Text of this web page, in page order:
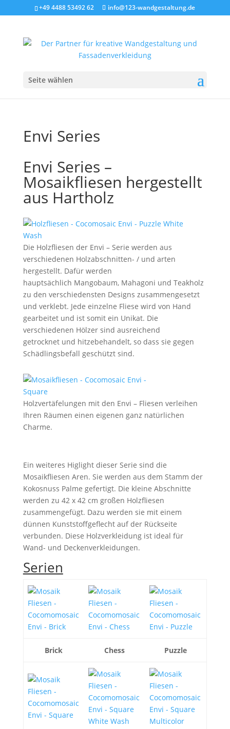
+49 4488 53492 62 info@123-wandgestaltung.de
Seite wählen
Envi Series
Envi Series –
Mosaikfliesen hergestellt
aus Hartholz
Die Holzfliesen der Envi – Serie werden aus
verschiedenen Holzabschnitten- / und arten
hergestellt. Dafür werden
hauptsächlich Mangobaum, Mahagoni und Teakholz
zu den verschiedensten Designs zusammengesetzt
und verklebt. Jede einzelne Fliese wird von Hand
gearbeitet und ist somit ein Unikat. Die
verschiedenen Hölzer sind ausreichend
getrocknet und hitzebehandelt, so dass sie gegen
Schädlingsbefall geschützt sind.
Holzvertäfelungen mit den Envi – Fliesen verleihen
Ihren Räumen einen eigenen ganz natürlichen
Charme.
Ein weiteres Higlight dieser Serie sind die
Mosaikfliesen Aren. Sie werden aus dem Stamm der
Kokosnuss Palme gefertigt. Die kleine Abschnitte
werden zu 42 x 42 cm großen Holzfliesen
zusammengefügt. Dazu werden sie mit einem
dünnen Kunststoffgeflecht auf der Rückseite
verbunden. Diese Holzverkleidung ist ideal für
Wand- und Deckenverkleidungen.
Serien
Brick Chess Puzzle